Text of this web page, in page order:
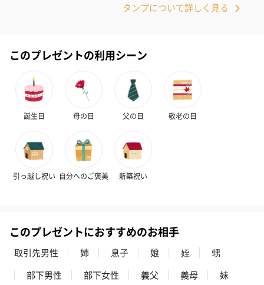
タンプについて詳しく見る
このプレゼントの利用シーン
誕生日 母の日 父の日 敬老の日
引っ越し祝い 自分へのご褒美 新築祝い
このプレゼントにおすすめのお相手
取引先男性 姉 息子 娘 姪
甥
部下男性
部下女性 義父 義母 妹